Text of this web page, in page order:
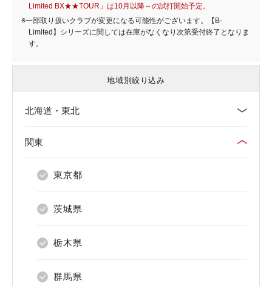
Limited BX★★TOUR」は10月以降～の試打開始予定。
※一部取り扱いクラブが変更になる可能性がございます。【B-
Limited】シリーズに関しては在庫がなくなり次第受付終了となりま
す。
地域別絞り込み
北海道・東北
青森県
岩手県
宮城県
秋田県
関東
東京都
茨城県
栃木県
群馬県